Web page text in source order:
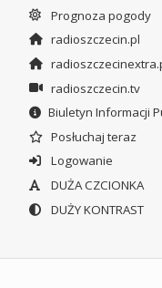
Prognoza pogody
radioszczecin.pl
radioszczecin.tv
Biuletyn Informacji
Posłuchaj teraz
Logowanie
DUŻA CZCIONKA
DUŻY KONTRAST